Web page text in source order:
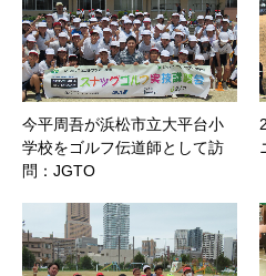
今平周吾が浜松市立大平台小
学校をゴルフ伝道師として訪
問：JGTO